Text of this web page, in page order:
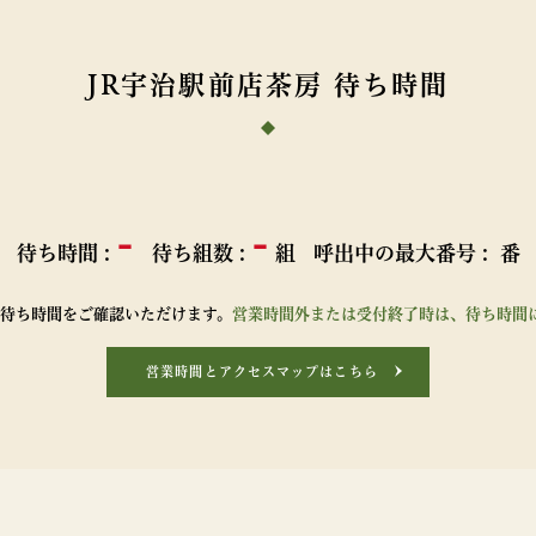
JR宇治駅前店茶房 待ち時間
待ち時間 : - 待ち組数 : - 組 呼出中の最大番号 : 番
ち時間をご確認いただけます。 営業時間外または受付終了時は、待ち時間
営業時間とアクセスマップはこちら